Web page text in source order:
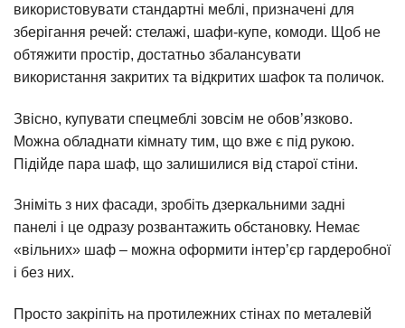
використовувати стандартні меблі, призначені для
зберігання речей: стелажі, шафи-купе, комоди. Щоб не
обтяжити простір, достатньо збалансувати
використання закритих та відкритих шафок та поличок.
Звісно, купувати спецмеблі зовсім не обов’язково.
Можна обладнати кімнату тим, що вже є під рукою.
Підійде пара шаф, що залишилися від старої стіни.
Зніміть з них фасади, зробіть дзеркальними задні
панелі і це одразу розвантажить обстановку. Немає
«вільних» шаф – можна оформити інтер’єр гардеробної
і без них.
Просто закріпіть на протилежних стінах по металевій